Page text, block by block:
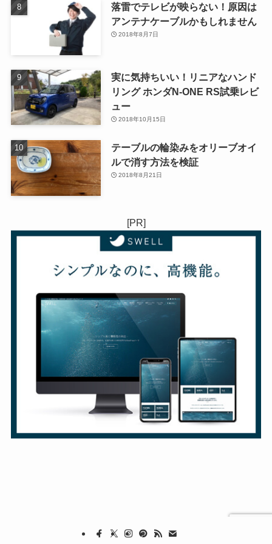
落雷でテレビが映らない！原因は
アンテナケーブルかもしれません
2018年8月7日
実に気持ちいい！リニアなハンド
リング ホンダN-ONE RS試乗レビ
ュー
2018年10月15日
テーブルの輪染みをオリーブオイ
ルで消す方法を検証
2018年8月21日
[PR]